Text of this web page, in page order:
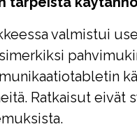
valmistui
Ratkaisut eivät